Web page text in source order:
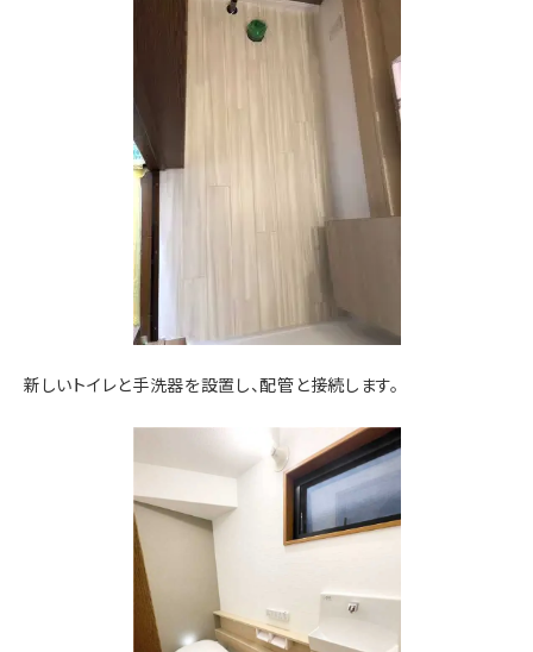
新しいトイレと手洗器を設置し、配管と接続します。